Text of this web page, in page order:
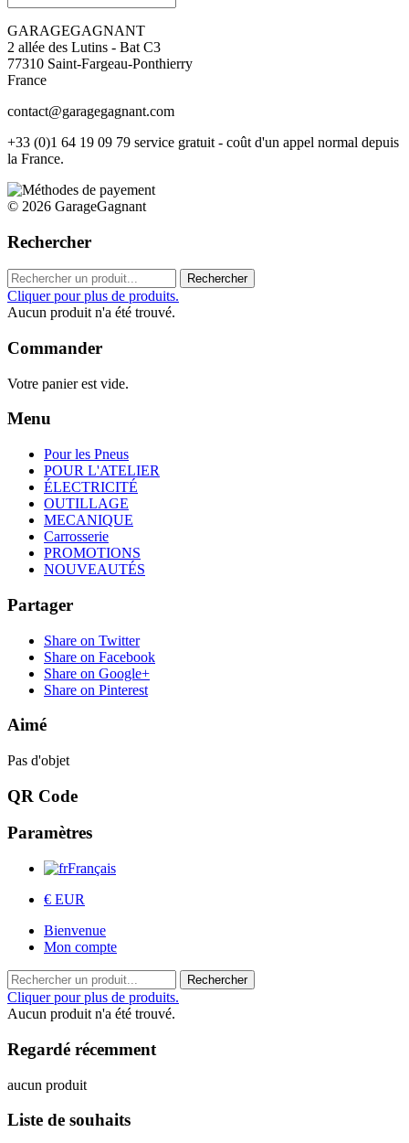
GARAGEGAGNANT
2 allée des Lutins - Bat C3
77310 Saint-Fargeau-Ponthierry
France
contact@garagegagnant.com
+33 (0)1 64 19 09 79 service gratuit - coût d'un appel normal depuis
la France.
© 2026 GarageGagnant
Rechercher
Rechercher
Cliquer pour plus de produits.
Aucun produit n'a été trouvé.
Commander
Votre panier est vide.
Menu
Pour les Pneus
POUR L'ATELIER
ÉLECTRICITÉ
OUTILLAGE
MECANIQUE
Carrosserie
PROMOTIONS
NOUVEAUTÉS
Partager
Share on Twitter
Share on Facebook
Share on Google+
Share on Pinterest
Aimé
Pas d'objet
QR Code
Paramètres
Français
€ EUR
Bienvenue
Mon compte
Rechercher
Cliquer pour plus de produits.
Aucun produit n'a été trouvé.
Regardé récemment
aucun produit
Liste de souhaits